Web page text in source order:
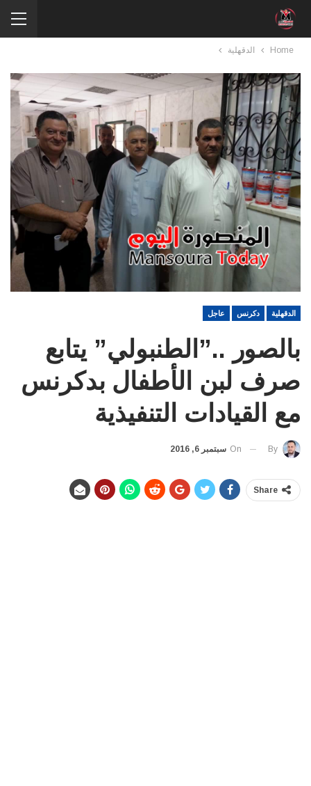
Home الدقهلية
الدقهلية دكرنس عاجل
بالصور ..”الطنبولي” يتابع
صرف لبن الأطفال بدكرنس
مع القيادات التنفيذية
By
On سبتمبر 6, 2016
Share